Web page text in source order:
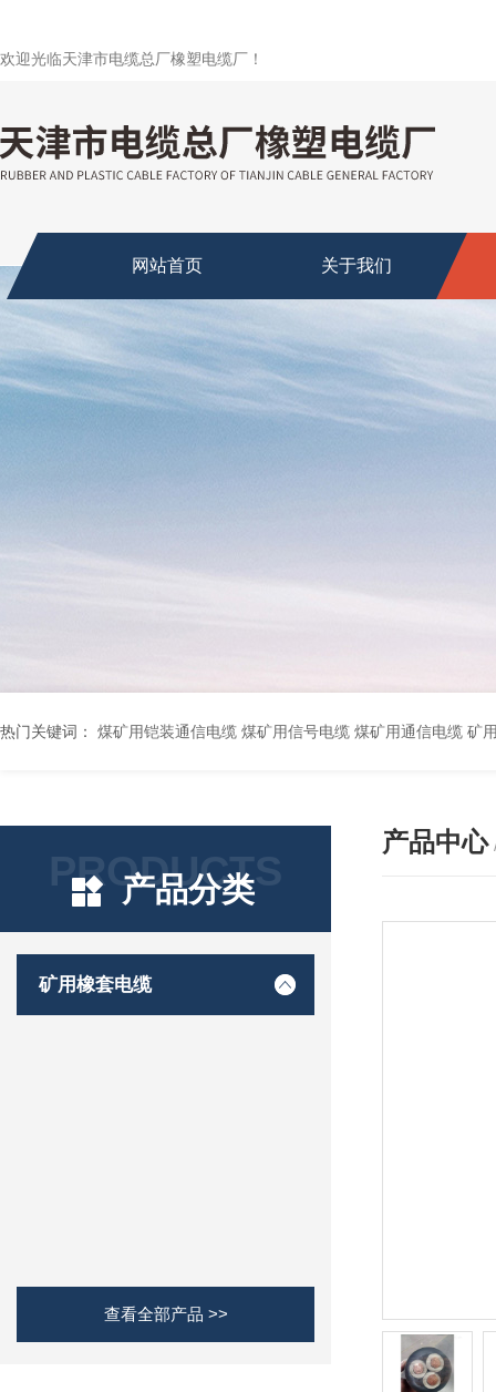
欢迎光临天津市电缆总厂橡塑电缆厂！
网站首页 关于我们
热门关键词： 煤矿用铠装通信电缆 煤矿用信号电缆 煤矿用通信电缆 矿用阻燃通信电缆 矿用监控电缆 矿用通信电缆 橡套软电缆YZ-3*1.5+1 YCW橡胶电缆3*10+1*6 船用橡套软电缆CEFR-3*2.5 煤矿用移动橡套软电缆MY3*4+1*4
PRODUCTS
产品分类
矿用橡套电缆
查看全部产品 >>
产品中心